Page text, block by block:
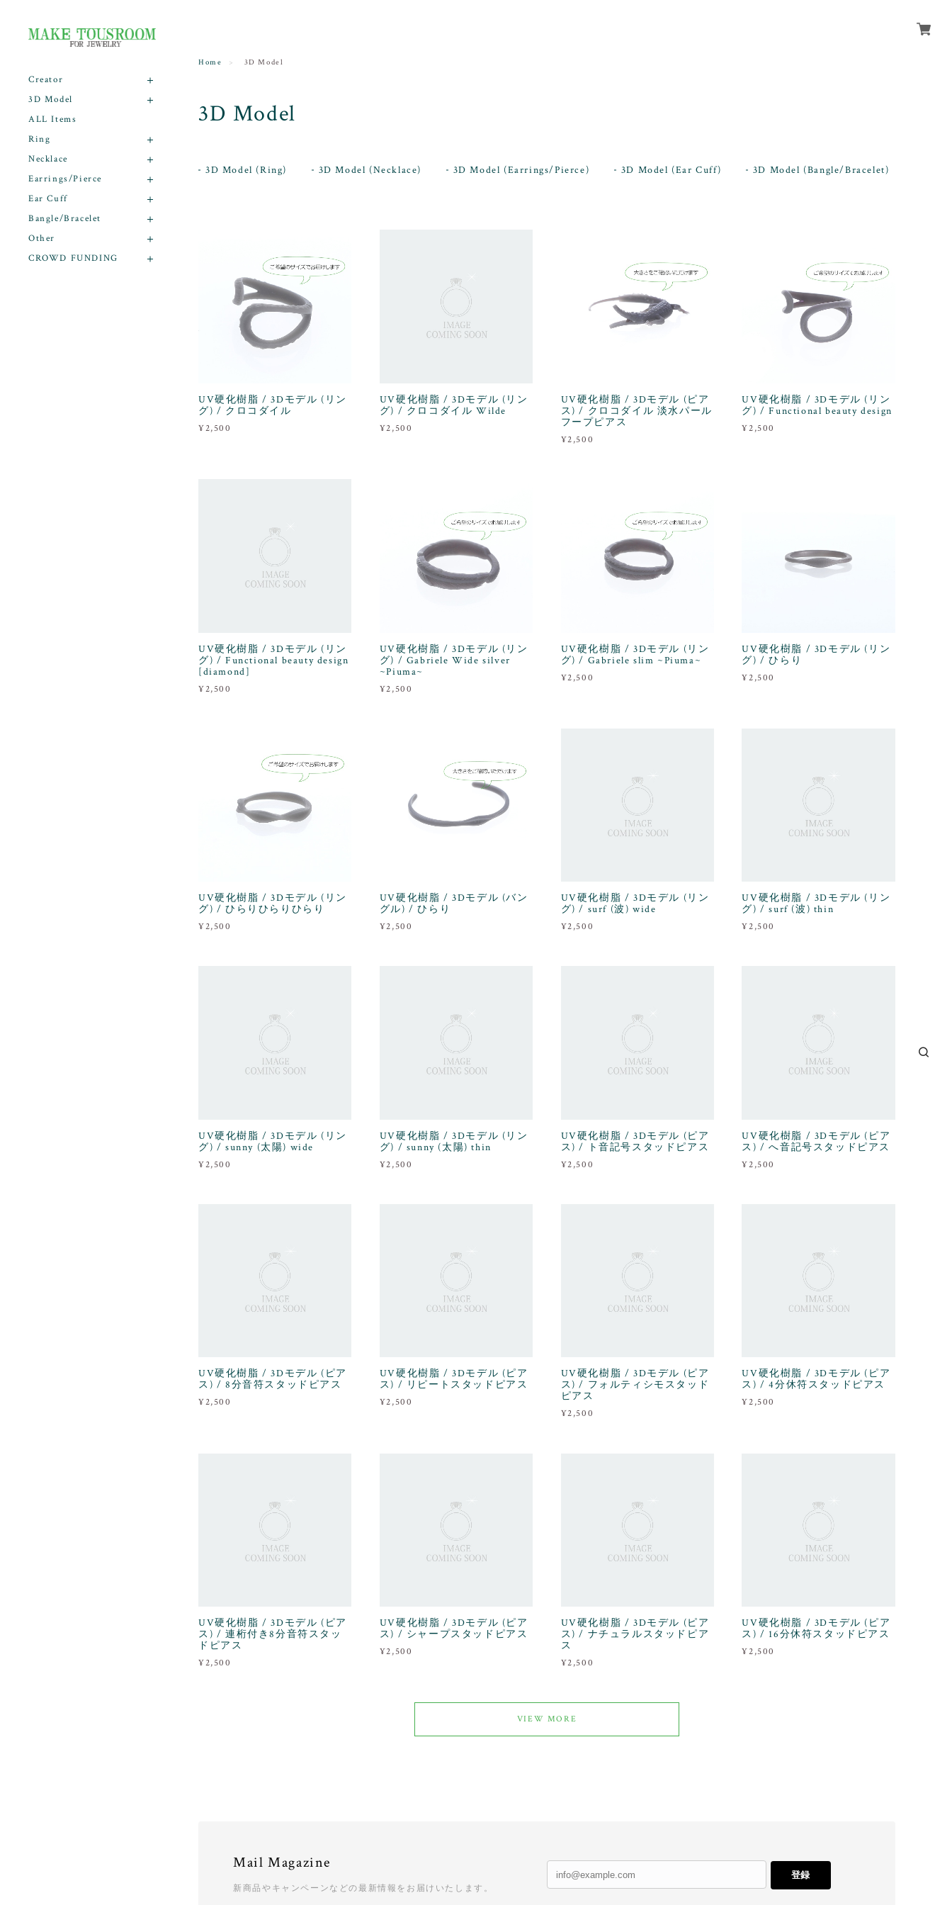
Creator
3D Model
ALL Items
Ring
Necklace
Earrings/Pierce
Ear Cuff
Bangle/Bracelet
Other
CROWD FUNDING
Home 3D Model
3D Model
3D Model (Ring) 3D Model (Necklace) 3D Model (Earrings/Pierce) 3D Model (Ear Cuff) 3D Model (Bangle/Bracelet)
UV硬化樹脂 / 3Dモデル (リン
グ) / クロコダイル
¥2,500
UV硬化樹脂 / 3Dモデル (リン
グ) / クロコダイル Wilde
¥2,500
UV硬化樹脂 / 3Dモデル (ピア
ス) / クロコダイル 淡水パール
フープピアス
¥2,500
UV硬化樹脂 / 3Dモデル (リン
グ) / Functional beauty design
¥2,500
UV硬化樹脂 / 3Dモデル (リン
グ) / Functional beauty design
[diamond]
¥2,500
UV硬化樹脂 / 3Dモデル (リン
グ) / Gabriele Wide silver
~Piuma~
¥2,500
UV硬化樹脂 / 3Dモデル (リン
グ) / Gabriele slim ~Piuma~
¥2,500
UV硬化樹脂 / 3Dモデル (リン
グ) / ひらり
¥2,500
UV硬化樹脂 / 3Dモデル (リン
グ) / ひらりひらりひらり
¥2,500
UV硬化樹脂 / 3Dモデル (バン
グル) / ひらり
¥2,500
UV硬化樹脂 / 3Dモデル (リン
グ) / surf (波) wide
¥2,500
UV硬化樹脂 / 3Dモデル (リン
グ) / surf (波) thin
¥2,500
UV硬化樹脂 / 3Dモデル (リン
グ) / sunny (太陽) wide
¥2,500
UV硬化樹脂 / 3Dモデル (リン
グ) / sunny (太陽) thin
¥2,500
UV硬化樹脂 / 3Dモデル (ピア
ス) / ト音記号スタッドピアス
¥2,500
UV硬化樹脂 / 3Dモデル (ピア
ス) / へ音記号スタッドピアス
¥2,500
UV硬化樹脂 / 3Dモデル (ピア
ス) / 8分音符スタッドピアス
¥2,500
UV硬化樹脂 / 3Dモデル (ピア
ス) / リピートスタッドピアス
¥2,500
UV硬化樹脂 / 3Dモデル (ピア
ス) / フォルティシモスタッド
ピアス
¥2,500
UV硬化樹脂 / 3Dモデル (ピア
ス) / 4分休符スタッドピアス
¥2,500
UV硬化樹脂 / 3Dモデル (ピア
ス) / 連桁付き8分音符スタッ
ドピアス
¥2,500
UV硬化樹脂 / 3Dモデル (ピア
ス) / シャープスタッドピアス
¥2,500
UV硬化樹脂 / 3Dモデル (ピア
ス) / ナチュラルスタッドピア
ス
¥2,500
UV硬化樹脂 / 3Dモデル (ピア
ス) / 16分休符スタッドピアス
¥2,500
VIEW MORE
Mail Magazine
新商品やキャンペーンなどの最新情報をお届けいたします。
登録